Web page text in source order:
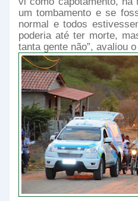
um tombamento e se
normal e todos
poderia até ter morte,
tanta gente não”, avaliou